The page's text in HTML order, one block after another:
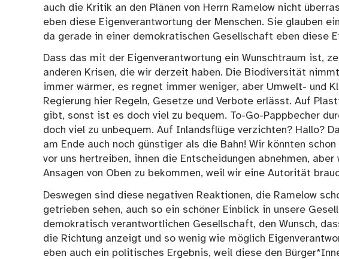
auch die Kritik an den Plänen von Herrn Ramelow nicht
eben diese Eigenverantwortung der Menschen. Sie glauben
da gerade in einer demokratischen Gesellschaft eben diese
Dass das mit der Eigenverantwortung ein Wunschtraum ist,
anderen Krisen, die wir derzeit haben. Die Biodiversität
immer wärmer, es regnet immer weniger, aber Umwelt- und
Regierung hier Regeln, Gesetze und Verbote erlässt. Auf
gibt, sonst ist es doch viel zu bequem. To-Go-Pappbecher
doch viel zu unbequem. Auf Inlandsflüge verzichten? Hallo?
am Ende auch noch günstiger als die Bahn! Wir könnten
vor uns hertreiben, ihnen die Entscheidungen abnehmen,
Ansagen von Oben zu bekommen, weil wir eine Autorität
Deswegen sind diese negativen Reaktionen, die Ramelow
getrieben sehen, auch so ein schöner Einblick in unsere
demokratisch verantwortlichen Gesellschaft, den Wunsch,
die Richtung anzeigt und so wenig wie möglich
eben auch ein politisches Ergebnis, weil diese den